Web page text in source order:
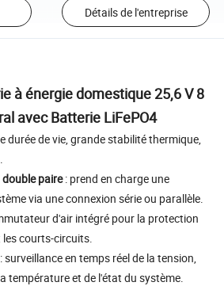
Détails de l'entreprise
à énergie domestique 25,6 V 8
avec Batterie LiFePO4
durée de vie, grande stabilité thermique,
paire: prend en charge une
via une connexion série ou parallèle.
d'air intégré pour la protection
courts-circuits.
: surveillance en temps réel de la tension,
température et de l'état du système.